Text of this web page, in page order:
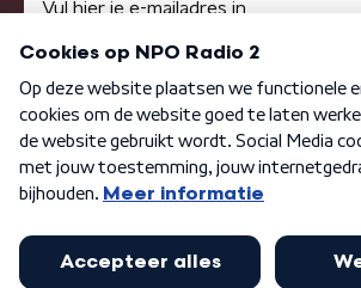
Algemene voorwaarden